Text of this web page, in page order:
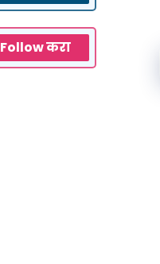
Follow करा